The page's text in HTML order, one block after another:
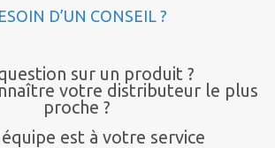
D’UN CONSEIL ?
sur un produit ?
votre distributeur le plus
proche ?
est à votre service